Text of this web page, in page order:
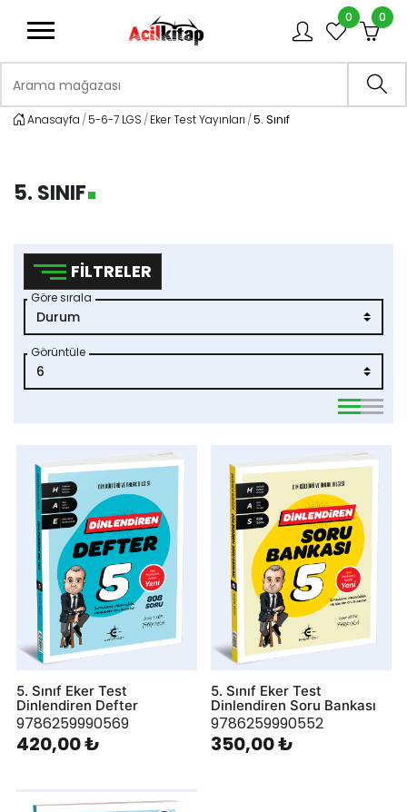
0 0
Anasayfa 5-6-7 LGS Eker Test Yayınları 5. Sınıf
5. SINIF
FILTRELER
Göre sırala
Görüntüle
5. Sınıf Eker Test
Dinlendiren Defter
9786259990569
420,00 ₺
5. Sınıf Eker Test
Dinlendiren Soru Bankası
9786259990552
350,00 ₺